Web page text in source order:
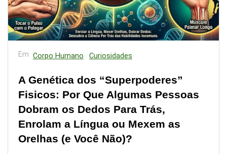
Em Corpo Humano Curiosidades
A Genética dos “Superpoderes”
Fisicos: Por Que Algumas Pessoas
Dobram os Dedos Para Trás,
Enrolam a Língua ou Mexem as
Orelhas (e Você Não)?